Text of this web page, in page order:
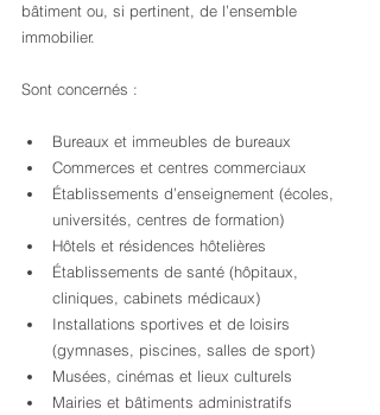
bâtiment ou, si pertinent, de l’ensemble
immobilier.
Sont concernés :
Bureaux et immeubles de bureaux
Commerces et centres commerciaux
Établissements d’enseignement (écoles,
universités, centres de formation)
Hôtels et résidences hôtelières
Établissements de santé (hôpitaux,
cliniques, cabinets médicaux)
Installations sportives et de loisirs
(gymnases, piscines, salles de sport)
Musées, cinémas et lieux culturels
Mairies et bâtiments administratifs